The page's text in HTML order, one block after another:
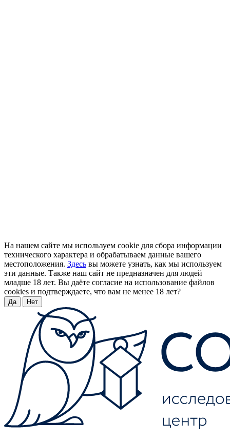
На нашем сайте мы используем cookie для сбора информации
технического характера и обрабатываем данные вашего
местоположения. Здесь вы можете узнать, как мы используем
эти данные. Также наш сайт не предназначен для людей
младше 18 лет. Вы даёте согласие на использование файлов
cookies и подтверждаете, что вам не менее 18 лет?
Да Нет